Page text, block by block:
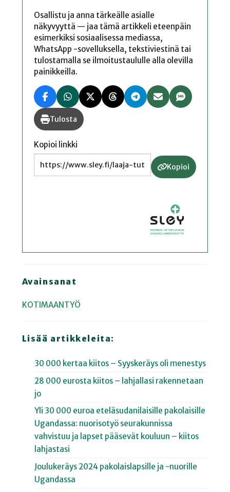
Osallistu ja anna tärkeälle asialle
näkyvyyttä — jaa tämä artikkeli eteenpäin
esimerkiksi sosiaalisessa mediassa,
WhatsApp -sovelluksella, tekstiviestinä tai
tulostamalla se ilmoitustaululle alla olevilla
painikkeilla.
Tulosta
Kopioi linkki
Kopioi
Avainsanat
KOTIMAANTYÖ
Lisää artikkeleita:
30 000 kertaa kiitos – Syyskeräys oli menestys
28 000 eurosta kiitos – lahjallasi rakennetaan
jo
Yli 30 000 euroa eteläsudanilaisille pakolaisille
Ugandassa: nuorisotyö seurakunnissa
vahvistuu ja lapset pääsevät kouluun – kiitos
lahjastasi
Joulukeräys 2024 pakolaislapsille ja -nuorille
Ugandassa